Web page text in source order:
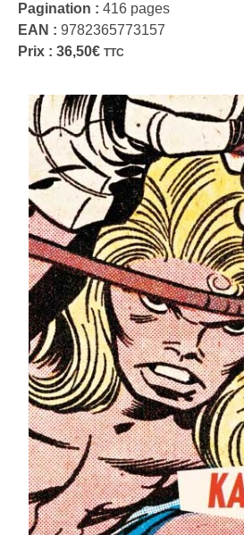
Pagination : 416 pages
EAN : 9782365773157
Prix : 36,50€ TTC